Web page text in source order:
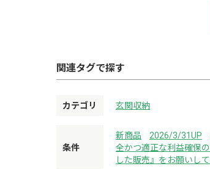
関連タグで探す
カテゴリ 玄関収納
条件
新商品 2026/3/31UP
全かつ適正な利益確保
した販売』をお願いして